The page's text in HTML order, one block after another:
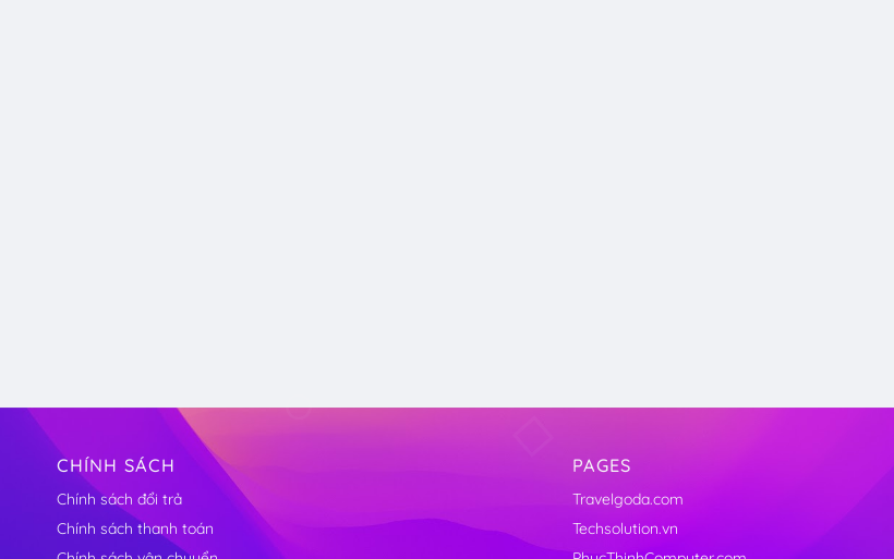
CHÍNH SÁCH
Chính sách đổi trả
Chính sách thanh toán
PAGES
Travelgoda.com
Techsolution.vn